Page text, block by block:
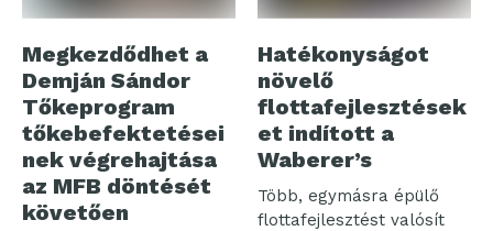
Megkezdődhet a
Demján Sándor
Tőkeprogram
tőkebefektetései
nek végrehajtása
az MFB döntését
követően
Hatékonyságot
növelő
flottafejlesztések
et indított a
Waberer’s
Több, egymásra épülő
flottafejlesztést valósít